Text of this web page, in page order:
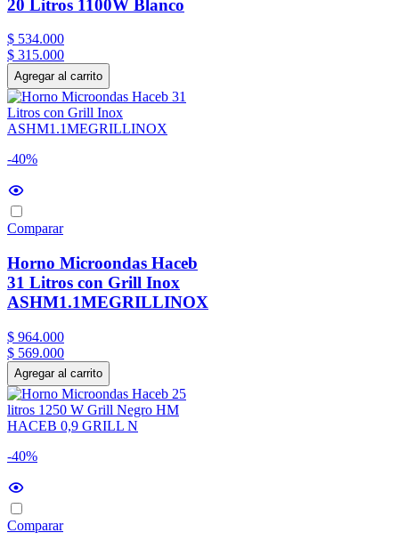
20 Litros 1100W Blanco
$ 534.000
$ 315.000
Agregar al carrito
-40%
Comparar
Horno Microondas Haceb
31 Litros con Grill Inox
ASHM1.1MEGRILLINOX
$ 964.000
$ 569.000
Agregar al carrito
-40%
Comparar